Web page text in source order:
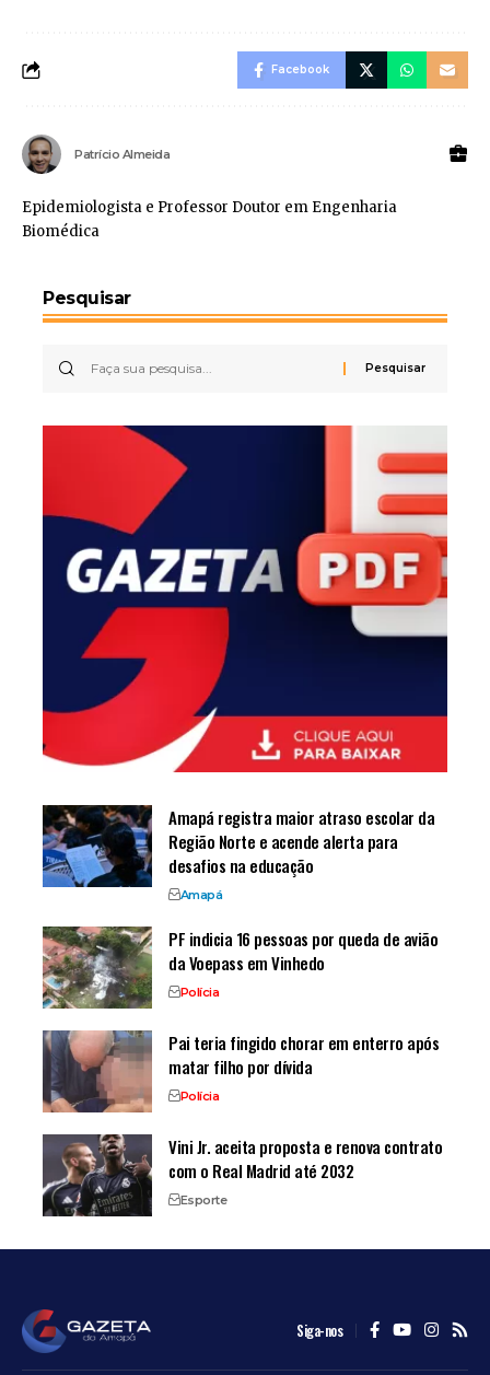
Facebook
Patrício Almeida
Epidemiologista e Professor Doutor em Engenharia
Biomédica
Pesquisar
Amapá registra maior atraso escolar da
Região Norte e acende alerta para
desafios na educação
Amapá
PF indicia 16 pessoas por queda de avião
da Voepass em Vinhedo
Polícia
Pai teria fingido chorar em enterro após
matar filho por dívida
Polícia
Vini Jr. aceita proposta e renova contrato
com o Real Madrid até 2032
Esporte
Siga-nos